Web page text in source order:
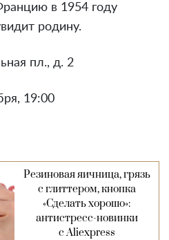
в 1954 году
родину.
пл., д. 2
19:00
Резиновая яичница, грязь
с глиттером, кнопка
«Сделать хорошо»:
антистресс-новинки
с Aliexpress